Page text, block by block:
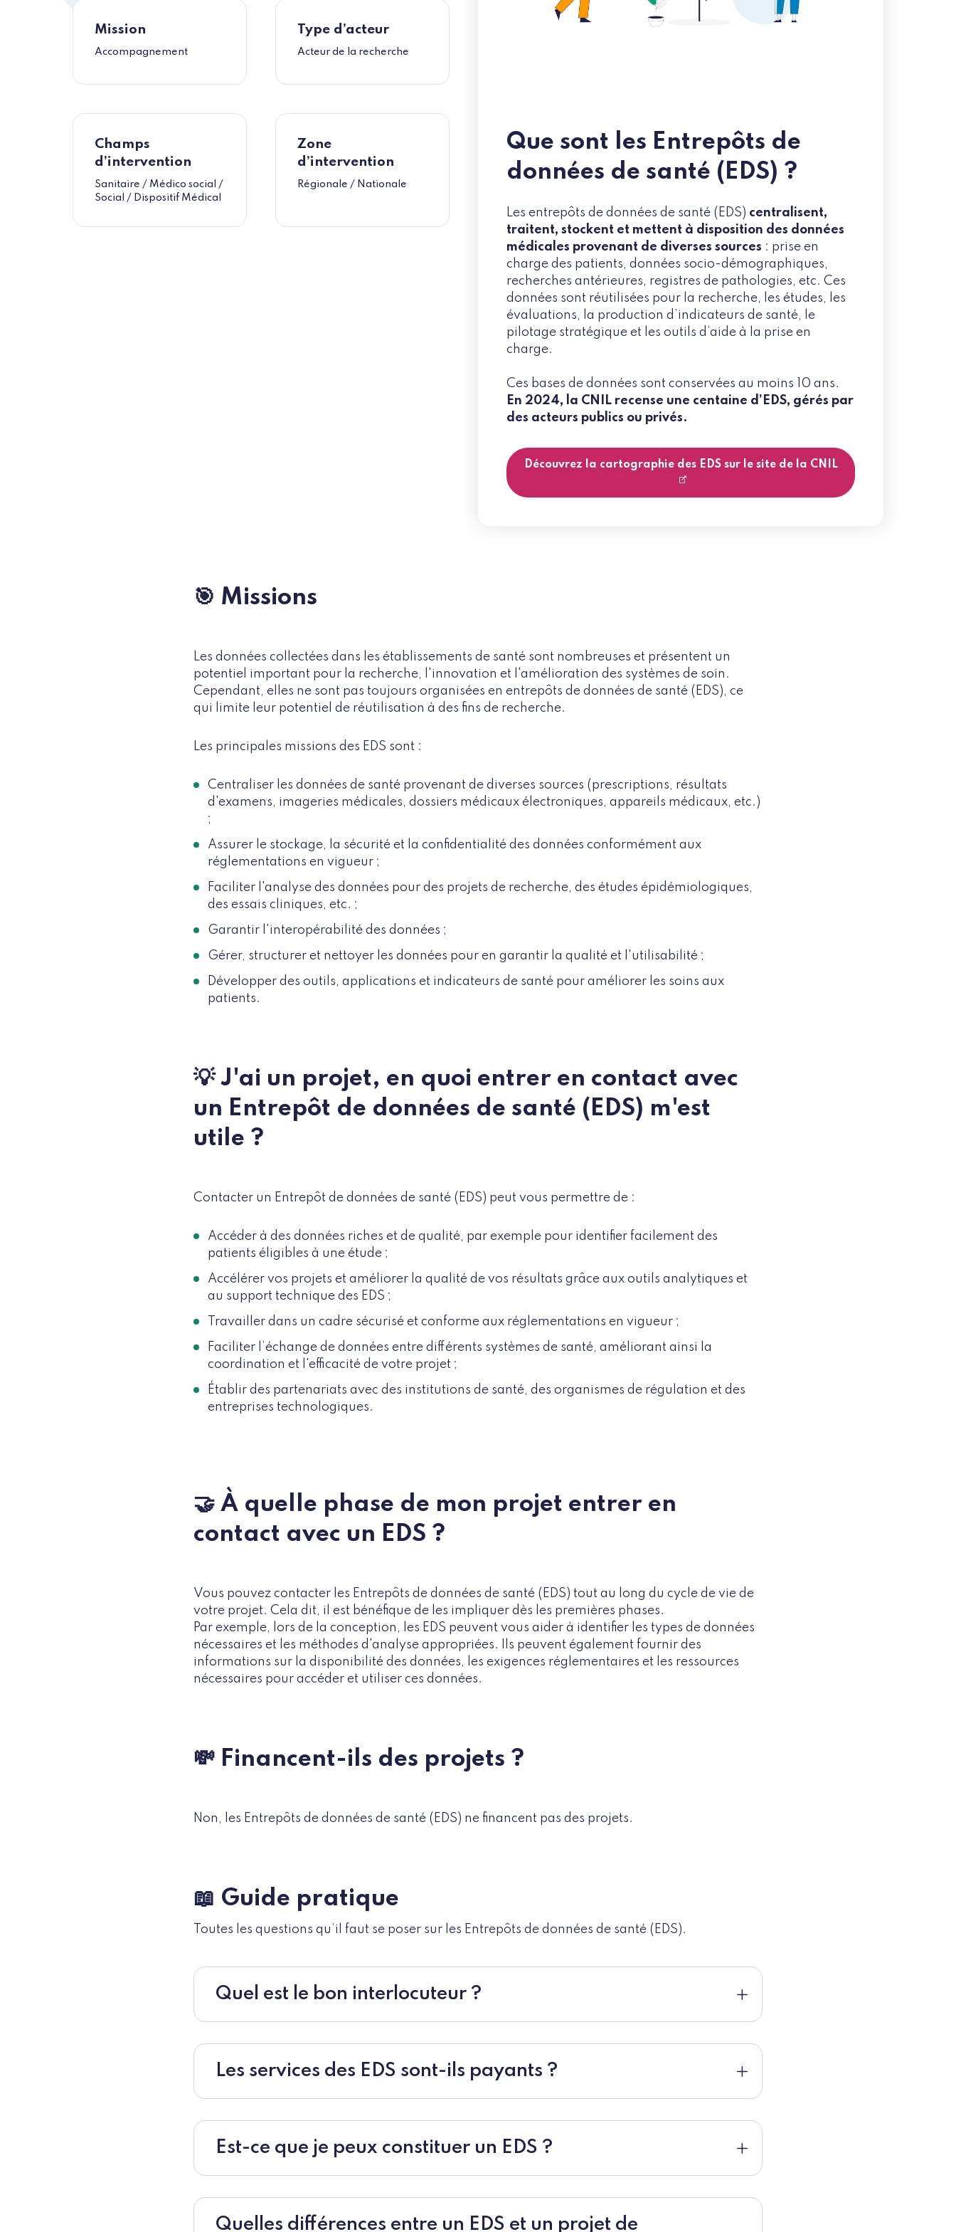
Mission
Accompagnement
Type d’acteur
Acteur de la recherche
Champs
d’intervention
Sanitaire / Médico social /
Social / Dispositif Médical
Zone
d’intervention
Régionale / Nationale
Que sont les Entrepôts de
données de santé (EDS) ?
Les entrepôts de données de santé (EDS) centralisent,
traitent, stockent et mettent à disposition des données
médicales provenant de diverses sources : prise en
charge des patients, données socio-démographiques,
recherches antérieures, registres de pathologies, etc. Ces
données sont réutilisées pour la recherche, les études, les
évaluations, la production d’indicateurs de santé, le
pilotage stratégique et les outils d’aide à la prise en
charge.
Ces bases de données sont conservées au moins 10 ans.
En 2024, la CNIL recense une centaine d’EDS, gérés par
des acteurs publics ou privés.
Découvrez la cartographie des EDS sur le site de la CNIL
🎯 Missions
Les données collectées dans les établissements de santé sont nombreuses et présentent un
potentiel important pour la recherche, l'innovation et l'amélioration des systèmes de soin.
Cependant, elles ne sont pas toujours organisées en entrepôts de données de santé (EDS), ce
qui limite leur potentiel de réutilisation à des fins de recherche.
Les principales missions des EDS sont :
Centraliser les données de santé provenant de diverses sources (prescriptions, résultats
d'examens, imageries médicales, dossiers médicaux électroniques, appareils médicaux, etc.)
;
Assurer le stockage, la sécurité et la confidentialité des données conformément aux
réglementations en vigueur ;
Faciliter l'analyse des données pour des projets de recherche, des études épidémiologiques,
des essais cliniques, etc. ;
Garantir l'interopérabilité des données ;
Gérer, structurer et nettoyer les données pour en garantir la qualité et l'utilisabilité ;
Développer des outils, applications et indicateurs de santé pour améliorer les soins aux
patients.
💡 J'ai un projet, en quoi entrer en contact avec
un Entrepôt de données de santé (EDS) m'est
utile ?
Contacter un Entrepôt de données de santé (EDS) peut vous permettre de :
Accéder à des données riches et de qualité, par exemple pour identifier facilement des
patients éligibles à une étude ;
Accélérer vos projets et améliorer la qualité de vos résultats grâce aux outils analytiques et
au support technique des EDS ;
Travailler dans un cadre sécurisé et conforme aux réglementations en vigueur ;
Faciliter l’échange de données entre différents systèmes de santé, améliorant ainsi la
coordination et l'efficacité de votre projet ;
Établir des partenariats avec des institutions de santé, des organismes de régulation et des
entreprises technologiques.
🤝 À quelle phase de mon projet entrer en
contact avec un EDS ?
Vous pouvez contacter les Entrepôts de données de santé (EDS) tout au long du cycle de vie de
votre projet. Cela dit, il est bénéfique de les impliquer dès les premières phases.
Par exemple, lors de la conception, les EDS peuvent vous aider à identifier les types de données
nécessaires et les méthodes d'analyse appropriées. Ils peuvent également fournir des
informations sur la disponibilité des données, les exigences réglementaires et les ressources
nécessaires pour accéder et utiliser ces données.
💸 Financent-ils des projets ?
Non, les Entrepôts de données de santé (EDS) ne financent pas des projets.
📖 Guide pratique
Toutes les questions qu’il faut se poser sur les Entrepôts de données de santé (EDS).
Quel est le bon interlocuteur ?
Les services des EDS sont-ils payants ?
Est-ce que je peux constituer un EDS ?
Quelles différences entre un EDS et un projet de